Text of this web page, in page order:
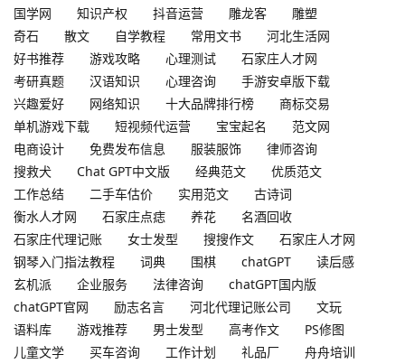
国学网
知识产权 抖音运营 雕龙客
雕塑
奇石
散文 自学教程 常用文书
河北生活网
好书推荐
游戏攻略 心理测试
石家庄人才网
考研真题
汉语知识 心理咨询
手游安卓版下载
兴趣爱好
网络知识 十大品牌排行榜
商标交易
单机游戏下载
短视频代运营 宝宝起名
范文网
电商设计
免费发布信息 服装服饰
律师咨询
搜救犬
Chat GPT中文版 经典范文
优质范文
工作总结
二手车估价 实用范文
古诗词
衡水人才网
石家庄点痣 养花
名酒回收
石家庄代理记账
女士发型 搜搜作文
石家庄人才网
钢琴入门指法教程
词典 围棋 chatGPT
读后感
玄机派
企业服务 法律咨询
chatGPT国内版
chatGPT官网
励志名言 河北代理记账公司
文玩
语料库
游戏推荐 男士发型 高考作文
PS修图
儿童文学
买车咨询 工作计划 礼品厂
舟舟培训